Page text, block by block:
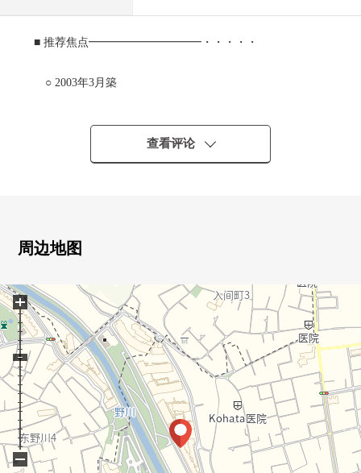
■ 推荐焦点━━━━━━━━━━・・・・・
○ 2003年3月築
0 2004年度良好设计奖获奖Mansion
0 被在国分寺崖线的绿和野川的水面包围的自然富裕的居
0 最上階5楼部分的东南采光房
0 房型3SLDK+步入式衣帽间
○ 阳台·屋顶阳台·木露台的
0 约21.6张塌塌米客餐厅，阳光、风景良好
0 地板暖气搭载TES温水式对客厅·餐厅
0 充实的共用地方自治团体(一部分使用费有)
料理教室兒童房客人Suite
电影院演播室樱花休息室
0 宠物饲养可(饲养有特殊规则)
■ 室内重新装修内容(打算在2026年4月完
查看评论
周边地图
+
−